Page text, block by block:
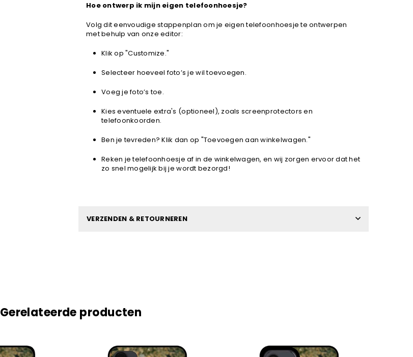
Hoe ontwerp ik mijn eigen telefoonhoesje?
Volg dit eenvoudige stappenplan om je eigen telefoonhoesje te ontwerpen
met behulp van onze editor:
Klik op "Customize."
Selecteer hoeveel foto’s je wil toevoegen.
Voeg je foto’s toe.
Kies eventuele extra's (optioneel), zoals screenprotectors en
telefoonkoorden.
Ben je tevreden? Klik dan op "Toevoegen aan winkelwagen."
Reken je telefoonhoesje af in de winkelwagen, en wij zorgen ervoor dat het
zo snel mogelijk bij je wordt bezorgd!
VERZENDEN & RETOURNEREN
Gerelateerde producten